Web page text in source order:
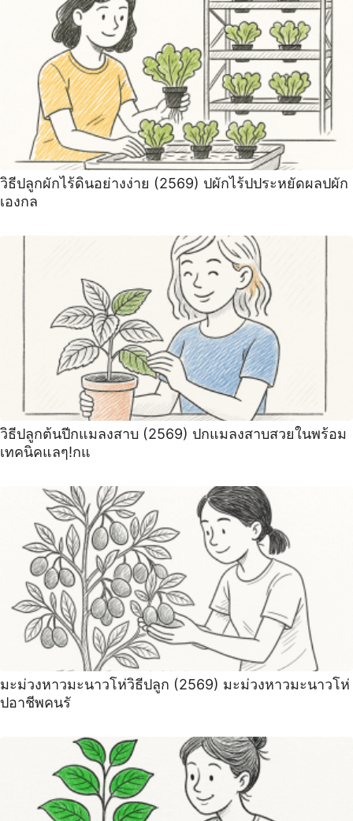
วิธีปลูกผักไร้ดินอย่างง่าย (2569) ปผักไร้ปประหยัดผลปผัก
เองกล
วิธีปลูกต้นปีกแมลงสาบ (2569) ปกแมลงสาบสวยในพร้อม
เทคนิคแลๆ!กแ
มะม่วงหาวมะนาวโห่วิธีปลูก (2569) มะม่วงหาวมะนาวโห่
ปอาชีพคนรั